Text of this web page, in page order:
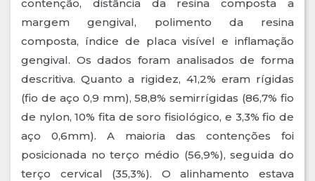
contenção, distância da resina composta a
margem gengival, polimento da resina
composta, índice de placa visível e inflamação
gengival. Os dados foram analisados de forma
descritiva. Quanto a rigidez, 41,2% eram rígidas
(fio de aço 0,9 mm), 58,8% semirrígidas (86,7% fio
de nylon, 10% fita de soro fisiológico, e 3,3% fio de
aço 0,6mm). A maioria das contenções foi
posicionada no terço médio (56,9%), seguida do
terço cervical (35,3%). O alinhamento estava